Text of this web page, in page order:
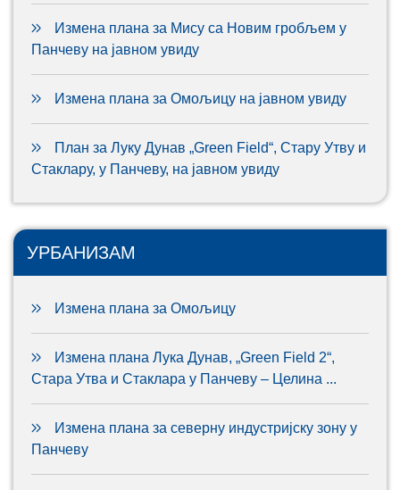
Измена плана за Мису са Новим гробљем у
Панчеву на јавном увиду
Измена плана за Омољицу на јавном увиду
План за Луку Дунав „Green Field“, Стару Утву и
Стаклару, у Панчеву, на јавном увиду
УРБАНИЗАМ
Измена плана за Омољицу
Измена плана Лука Дунав, „Green Field 2“,
Стара Утва и Стаклара у Панчеву – Целина ...
Измена плана за северну индустријску зону у
Панчеву